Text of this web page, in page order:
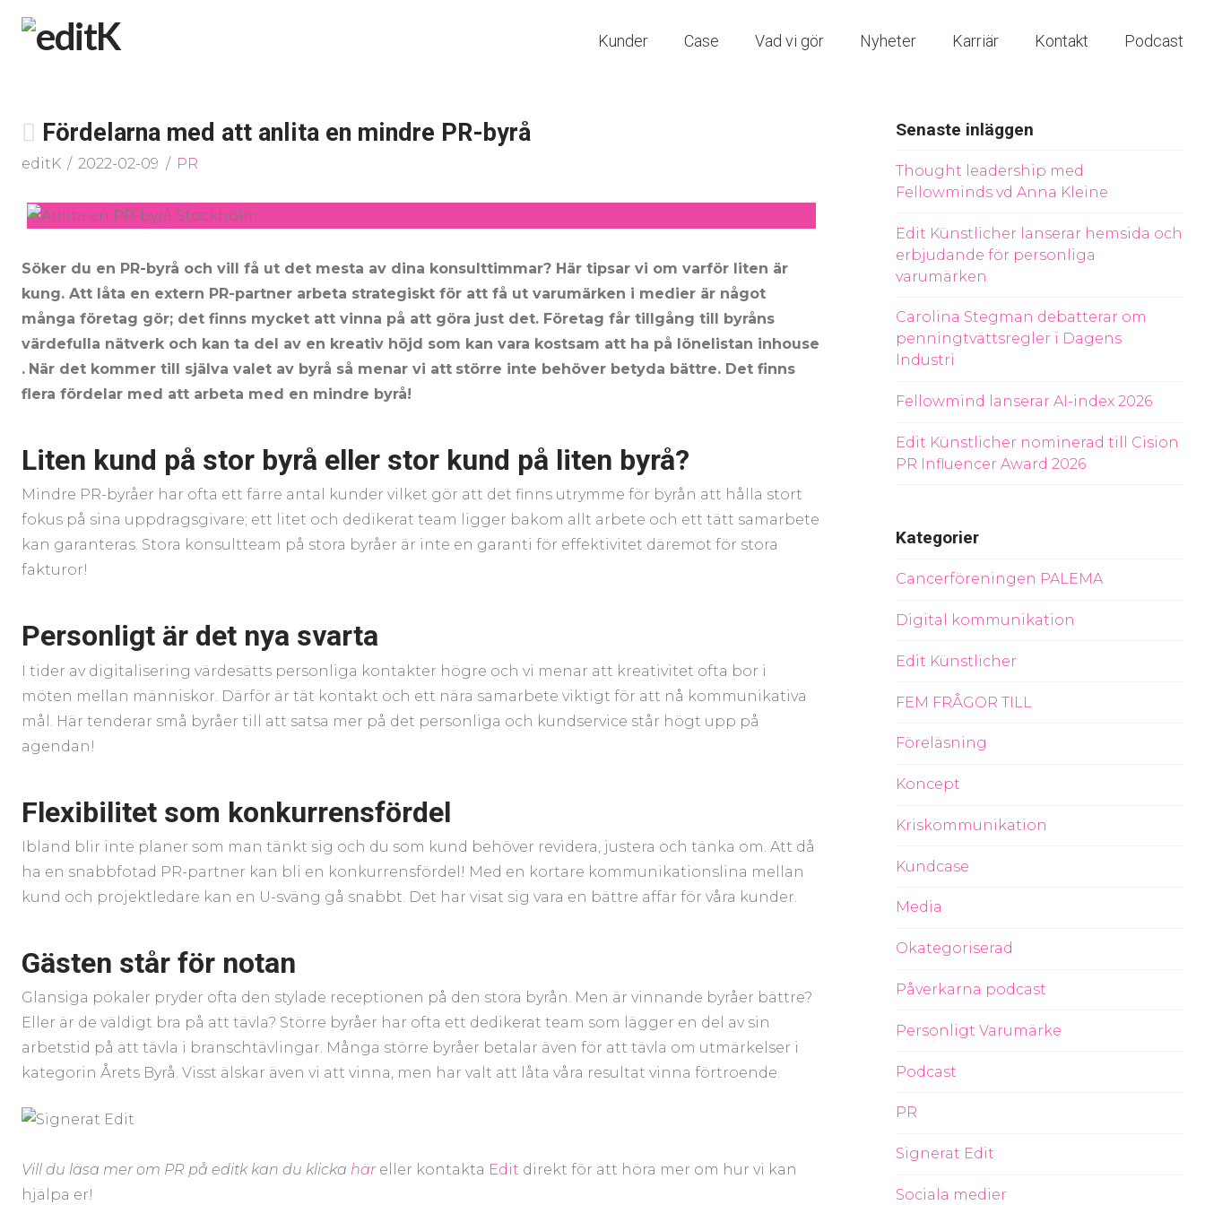
Kunder Case Vad vi gör Nyheter Karriär Kontakt Podcast
Fördelarna med att anlita en mindre PR-byrå
editK 2022-02-09 PR
Söker du en PR-byrå och vill få ut det mesta av dina konsulttimmar? Här tipsar vi om varför liten är
kung. Att låta en extern PR-partner arbeta strategiskt för att få ut varumärken i medier är något
många företag gör; det finns mycket att vinna på att göra just det. Företag får tillgång till byråns
värdefulla nätverk och kan ta del av en kreativ höjd som kan vara kostsam att ha på lönelistan inhouse
. När det kommer till själva valet av byrå så menar vi att större inte behöver betyda bättre. Det finns
flera fördelar med att arbeta med en mindre byrå!
Liten kund på stor byrå eller stor kund på liten byrå?
Mindre PR-byråer har ofta ett färre antal kunder vilket gör att det finns utrymme för byrån att hålla stort
fokus på sina uppdragsgivare; ett litet och dedikerat team ligger bakom allt arbete och ett tätt samarbete
kan garanteras. Stora konsultteam på stora byråer är inte en garanti för effektivitet däremot för stora
fakturor!
Personligt är det nya svarta
I tider av digitalisering värdesätts personliga kontakter högre och vi menar att kreativitet ofta bor i
möten mellan människor. Därför är tät kontakt och ett nära samarbete viktigt för att nå kommunikativa
mål. Här tenderar små byråer till att satsa mer på det personliga och kundservice står högt upp på
agendan!
Flexibilitet som konkurrensfördel
Ibland blir inte planer som man tänkt sig och du som kund behöver revidera, justera och tänka om. Att då
ha en snabbfotad PR-partner kan bli en konkurrensfördel! Med en kortare kommunikationslina mellan
kund och projektledare kan en U-sväng gå snabbt. Det har visat sig vara en bättre affär för våra kunder.
Gästen står för notan
Glansiga pokaler pryder ofta den stylade receptionen på den stora byrån. Men är vinnande byråer bättre?
Eller är de väldigt bra på att tävla? Större byråer har ofta ett dedikerat team som lägger en del av sin
arbetstid på att tävla i branschtävlingar. Många större byråer betalar även för att tävla om utmärkelser i
kategorin Årets Byrå. Visst älskar även vi att vinna, men har valt att låta våra resultat vinna förtroende.
Vill du läsa mer om PR på editk kan du klicka häreller kontakta Edit direkt för att höra mer om hur vi kan
hjälpa er!
Senaste inläggen
Thought leadership med
Fellowminds vd Anna Kleine
Edit Künstlicher lanserar hemsida och
erbjudande för personliga
varumärken
Carolina Stegman debatterar om
penningtvättsregler i Dagens
Industri
Fellowmind lanserar AI-index 2026
Edit Künstlicher nominerad till Cision
PR Influencer Award 2026
Kategorier
Cancerföreningen PALEMA
Digital kommunikation
Edit Künstlicher
FEM FRÅGOR TILL
Föreläsning
Koncept
Kriskommunikation
Kundcase
Media
Okategoriserad
Påverkarna podcast
Personligt Varumärke
Podcast
PR
Signerat Edit
Sociala medier